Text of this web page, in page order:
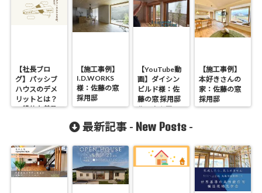
【社長ブロ
グ】パッシブ
ハウスのデメ
リットとは？
一般的な普及
てみた
【施工事例】
I.D.WORKS
様：佐藤の窓
採用邸
【YouTube動
画】ダイシン
ビルド様：佐
藤の窓 採用邸
ルームツアー
【施工事例】
本好きさんの
家：佐藤の窓
採用邸
最新記事 - New Posts -